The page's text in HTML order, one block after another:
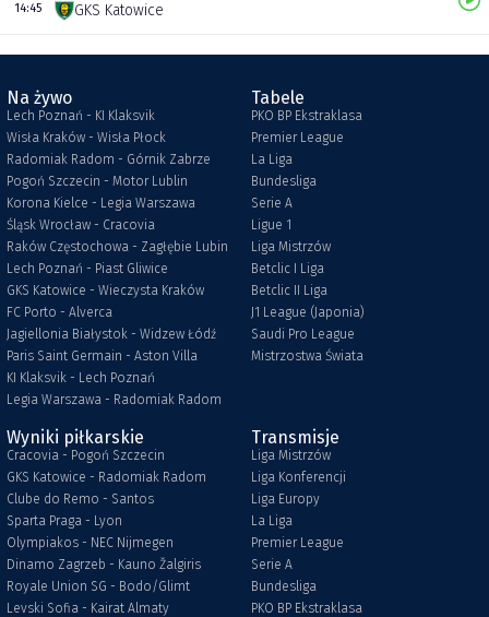
14:45
GKS Katowice
Na żywo
Lech Poznań - KI Klaksvik
Wisła Kraków - Wisła Płock
Radomiak Radom - Górnik Zabrze
Pogoń Szczecin - Motor Lublin
Korona Kielce - Legia Warszawa
Śląsk Wrocław - Cracovia
Raków Częstochowa - Zagłębie Lubin
Lech Poznań - Piast Gliwice
GKS Katowice - Wieczysta Kraków
FC Porto - Alverca
Jagiellonia Białystok - Widzew Łódź
Paris Saint Germain - Aston Villa
KI Klaksvik - Lech Poznań
Legia Warszawa - Radomiak Radom
Tabele
PKO BP Ekstraklasa
Premier League
La Liga
Bundesliga
Serie A
Ligue 1
Liga Mistrzów
Betclic I Liga
Betclic II Liga
J1 League (Japonia)
Saudi Pro League
Mistrzostwa Świata
Wyniki piłkarskie
Cracovia - Pogoń Szczecin
GKS Katowice - Radomiak Radom
Clube do Remo - Santos
Sparta Praga - Lyon
Olympiakos - NEC Nijmegen
Dinamo Zagrzeb - Kauno Žalgiris
Royale Union SG - Bodo/Glimt
Levski Sofia - Kairat Almaty
Transmisje
Liga Mistrzów
Liga Konferencji
Liga Europy
La Liga
Premier League
Serie A
Bundesliga
PKO BP Ekstraklasa